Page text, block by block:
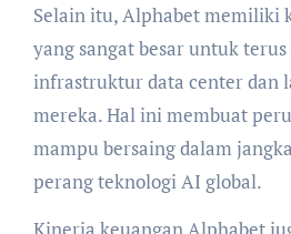
Selain itu, Alphabet memiliki
yang sangat besar untuk
infrastruktur data center dan
mereka. Hal ini membuat
mampu bersaing dalam
perang teknologi AI global.
Kinerja keuangan Alphabet